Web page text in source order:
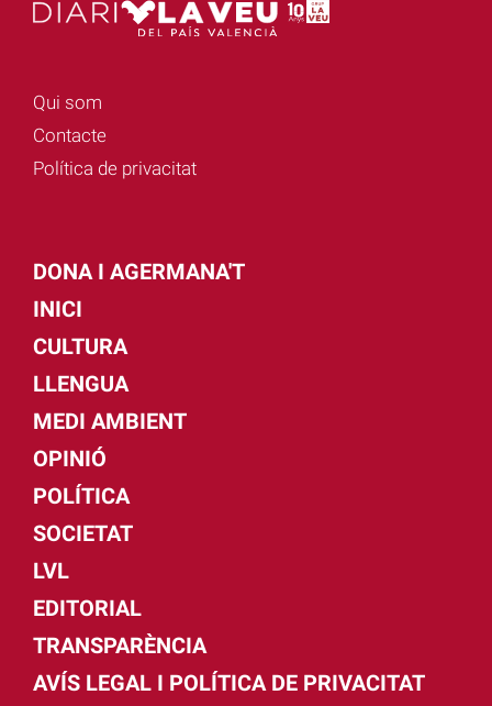
Qui som
Contacte
Política de privacitat
DONA I AGERMANA'T
INICI
CULTURA
LLENGUA
MEDI AMBIENT
OPINIÓ
POLÍTICA
SOCIETAT
LVL
EDITORIAL
TRANSPARÈNCIA
AVÍS LEGAL I POLÍTICA DE PRIVACITAT